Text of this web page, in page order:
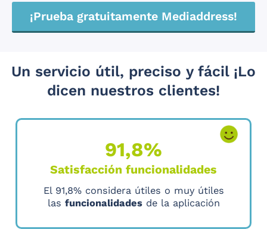
¡Prueba gratuitamente Mediaddress!
Un servicio útil, preciso y fácil ¡Lo
dicen nuestros clientes!
91,8%
Satisfacción funcionalidades
El 91,8% considera útiles o muy útiles
las funcionalidadesde la aplicación